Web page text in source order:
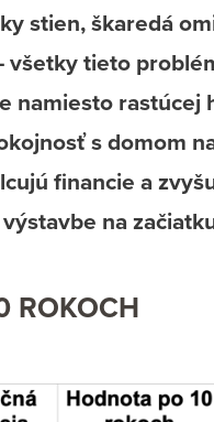
stien, škaredá
všetky tieto
namiesto
s domom
financie a
na
ROKOCH